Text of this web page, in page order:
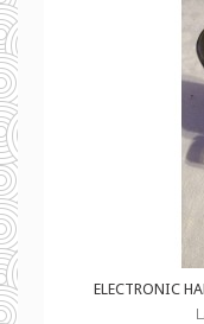
ELECTRONIC